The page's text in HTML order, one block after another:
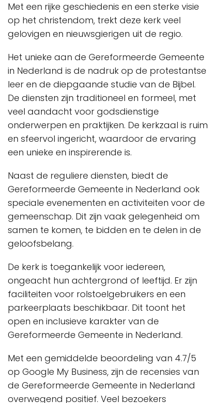
Met een rijke geschiedenis en een sterke visie
op het christendom, trekt deze kerk veel
gelovigen en nieuwsgierigen uit de regio.
Het unieke aan de Gereformeerde Gemeente
in Nederland is de nadruk op de protestantse
leer en de diepgaande studie van de Bijbel.
De diensten zijn traditioneel en formeel, met
veel aandacht voor godsdienstige
onderwerpen en praktijken. De kerkzaal is ruim
en sfeervol ingericht, waardoor de ervaring
een unieke en inspirerende is.
Naast de reguliere diensten, biedt de
Gereformeerde Gemeente in Nederland ook
speciale evenementen en activiteiten voor de
gemeenschap. Dit zijn vaak gelegenheid om
samen te komen, te bidden en te delen in de
geloofsbelang.
De kerk is toegankelijk voor iedereen,
ongeacht hun achtergrond of leeftijd. Er zijn
faciliteiten voor rolstoelgebruikers en een
parkeerplaats beschikbaar. Dit toont het
open en inclusieve karakter van de
Gereformeerde Gemeente in Nederland.
Met een gemiddelde beoordeling van 4.7/5
op Google My Business, zijn de recensies van
de Gereformeerde Gemeente in Nederland
overwegend positief. Veel bezoekers